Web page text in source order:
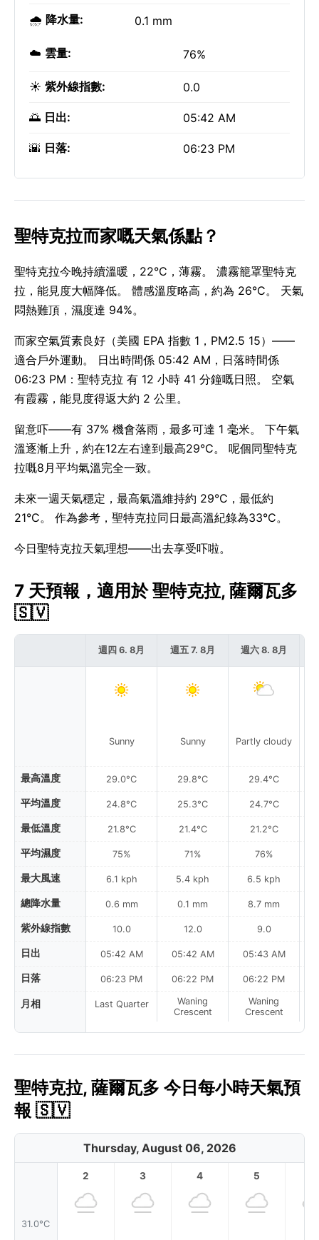
🌧️ 降水量: 0.1 mm
☁️ 雲量: 76%
☀️ 紫外線指數: 0.0
🌅 日出: 05:42 AM
🌇 日落: 06:23 PM
聖特克拉而家嘅天氣係點？
聖特克拉今晚持續溫暖，22°C，薄霧。 濃霧籠罩聖特克
拉，能見度大幅降低。 體感溫度略高，約為 26°C。 天氣
悶熱難頂，濕度達 94%。
而家空氣質素良好（美國 EPA 指數 1，PM2.5 15）——
適合戶外運動。 日出時間係 05:42 AM，日落時間係
06:23 PM：聖特克拉 有 12 小時 41 分鐘嘅日照。 空氣
有霞霧，能見度得返大約 2 公里。
留意吓——有 37% 機會落雨，最多可達 1 毫米。 下午氣
溫逐漸上升，約在12左右達到最高29°C。 呢個同聖特克
拉嘅8月平均氣溫完全一致。
未來一週天氣穩定，最高氣溫維持約 29°C，最低約
21°C。 作為參考，聖特克拉同日最高溫紀錄為33°C。
今日聖特克拉天氣理想——出去享受吓啦。
7 天預報，適用於 聖特克拉, 薩爾瓦多
🇸🇻
最高溫度
平均溫度
最低溫度
平均濕度
最大風速
總降水量
紫外線指數
日出
日落
月相
週四 6. 8月
Sunny
29.0°C
24.8°C
21.8°C
75%
6.1 kph
0.6 mm
10.0
05:42 AM
06:23 PM
Last Quarter
週五 7. 8月
Sunny
29.8°C
25.3°C
21.4°C
71%
5.4 kph
0.1 mm
12.0
05:42 AM
06:22 PM
Waning
Crescent
週六 8. 8月
Partly cloudy
29.4°C
24.7°C
21.2°C
76%
6.5 kph
8.7 mm
9.0
05:43 AM
06:22 PM
Waning
Crescent
聖特克拉, 薩爾瓦多 今日每小時天氣預
報 🇸🇻
Thursday, August 06, 2026
31.0°C
2 3 4 5